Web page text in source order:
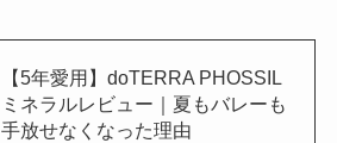
【5年愛用】doTERRA PHOSSIL
ミネラルレビュー｜夏もバレーも
手放せなくなった理由